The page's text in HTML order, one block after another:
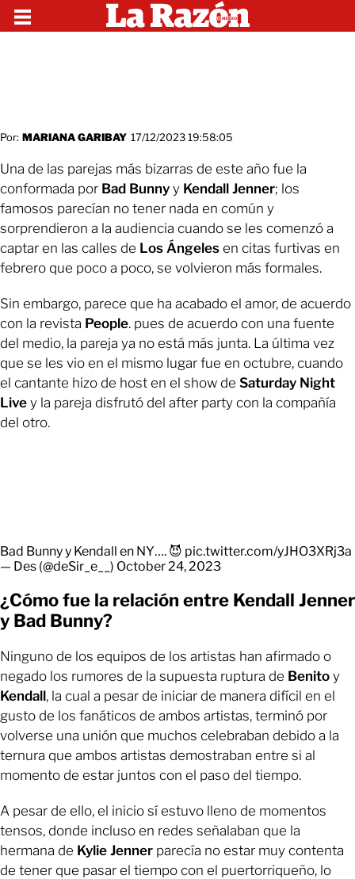
Por: MARIANA GARIBAY 17/12/2023 19:58:05
Una de las parejas más bizarras de este año fue la
conformada por Bad Bunny y Kendall Jenner; los
famosos parecían no tener nada en común y
sorprendieron a la audiencia cuando se les comenzó a
captar en las calles de Los Ángeles en citas furtivas en
febrero que poco a poco, se volvieron más formales.
Sin embargo, parece que ha acabado el amor, de acuerdo
con la revista People. pues de acuerdo con una fuente
del medio, la pareja ya no está más junta. La última vez
que se les vio en el mismo lugar fue en octubre, cuando
el cantante hizo de host en el show de Saturday Night
Live y la pareja disfrutó del after party con la compañía
del otro.
Bad Bunny y Kendall en NY…. 😈 pic.twitter.com/yJHO3XRj3a
— Des (@deSir_e__) October 24, 2023
¿Cómo fue la relación entre Kendall Jenner
y Bad Bunny?
Ninguno de los equipos de los artistas han afirmado o
negado los rumores de la supuesta ruptura de Benito y
Kendall, la cual a pesar de iniciar de manera difícil en el
gusto de los fanáticos de ambos artistas, terminó por
volverse una unión que muchos celebraban debido a la
ternura que ambos artistas demostraban entre si al
momento de estar juntos con el paso del tiempo.
A pesar de ello, el inicio sí estuvo lleno de momentos
tensos, donde incluso en redes señalaban que la
hermana de Kylie Jenner parecía no estar muy contenta
de tener que pasar el tiempo con el puertorriqueño, lo